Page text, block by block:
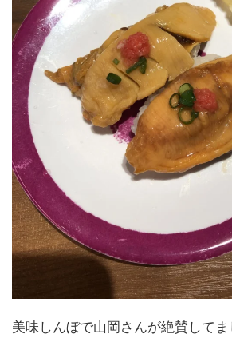
美味しんぼで山岡さんが絶賛して